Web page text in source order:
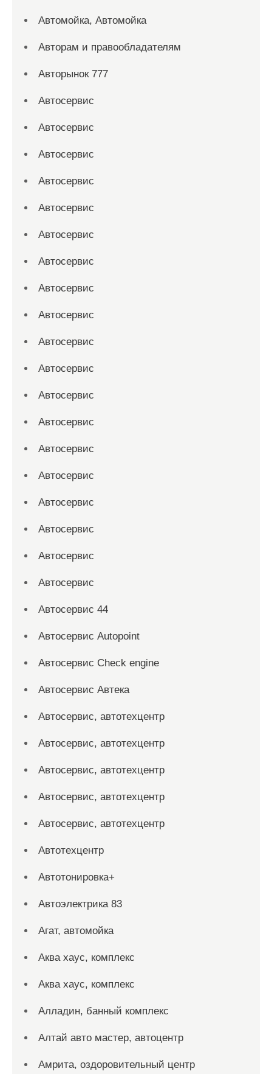
Автомойка, Автомойка
Авторам и правообладателям
Авторынок 777
Автосервис
Автосервис
Автосервис
Автосервис
Автосервис
Автосервис
Автосервис
Автосервис
Автосервис
Автосервис
Автосервис
Автосервис
Автосервис
Автосервис
Автосервис
Автосервис
Автосервис
Автосервис
Автосервис
Автосервис 44
Автосервис Autopoint
Автосервис Check engine
Автосервис Автека
Автосервис, автотехцентр
Автосервис, автотехцентр
Автосервис, автотехцентр
Автосервис, автотехцентр
Автосервис, автотехцентр
Автотехцентр
Автотонировка+
Автоэлектрика 83
Агат, автомойка
Аква хаус, комплекс
Аква хаус, комплекс
Алладин, банный комплекс
Алтай авто мастер, автоцентр
Амрита, оздоровительный центр